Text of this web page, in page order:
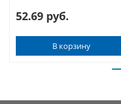
52.69 руб.
В корзину